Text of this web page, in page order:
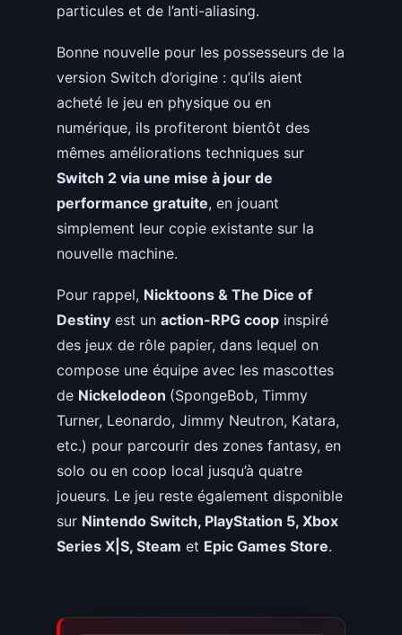
particules et de l’anti-aliasing.
Bonne nouvelle pour les possesseurs de la
version Switch d’origine : qu’ils aient
acheté le jeu en physique ou en
numérique, ils profiteront bientôt des
mêmes améliorations techniques sur
Switch 2 via une mise à jour de
performance gratuite, en jouant
simplement leur copie existante sur la
nouvelle machine.
Pour rappel, Nicktoons & The Dice of
Destinyest un action-RPG coopinspiré
des jeux de rôle papier, dans lequel on
compose une équipe avec les mascottes
de Nickelodeon (SpongeBob, Timmy
Turner, Leonardo, Jimmy Neutron, Katara,
etc.) pour parcourir des zones fantasy, en
solo ou en coop local jusqu’à quatre
joueurs. Le jeu reste également disponible
sur Nintendo Switch, PlayStation 5, Xbox
Series X|S, Steam et Epic Games Store.